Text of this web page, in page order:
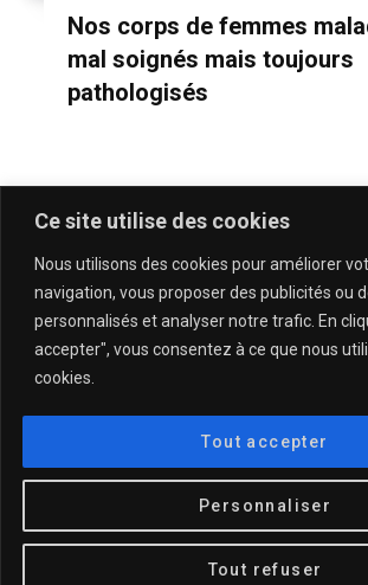
Ce site utilise des cookies
Nous utilisons des cookies pour améliorer
navigation, vous proposer des publicités ou
personnalisés et analyser notre trafic. En
accepter", vous consentez à ce que nous
cookies.
Personnaliser
Tout refuser
Tout accepter
Nos corps de femmes
mal soignés mais toujours
pathologisés
© 2025 DESCULOTTÉES.FR
TOP